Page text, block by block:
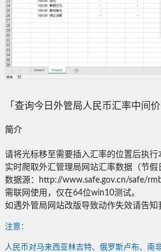
「查询今日外管局人民币汇率中间价
简介
请将光标移至需要插入汇率的位置后执行
实时爬取外汇管理局网站汇率数据（节假
数据源：http://www.safe.gov.cn/safe/
需联网使用，仅在64位win10测试。
如遇外管局网站改版导致动作失效请告知
注意：
人民币对马来西亚林吉特、俄罗斯卢布、南